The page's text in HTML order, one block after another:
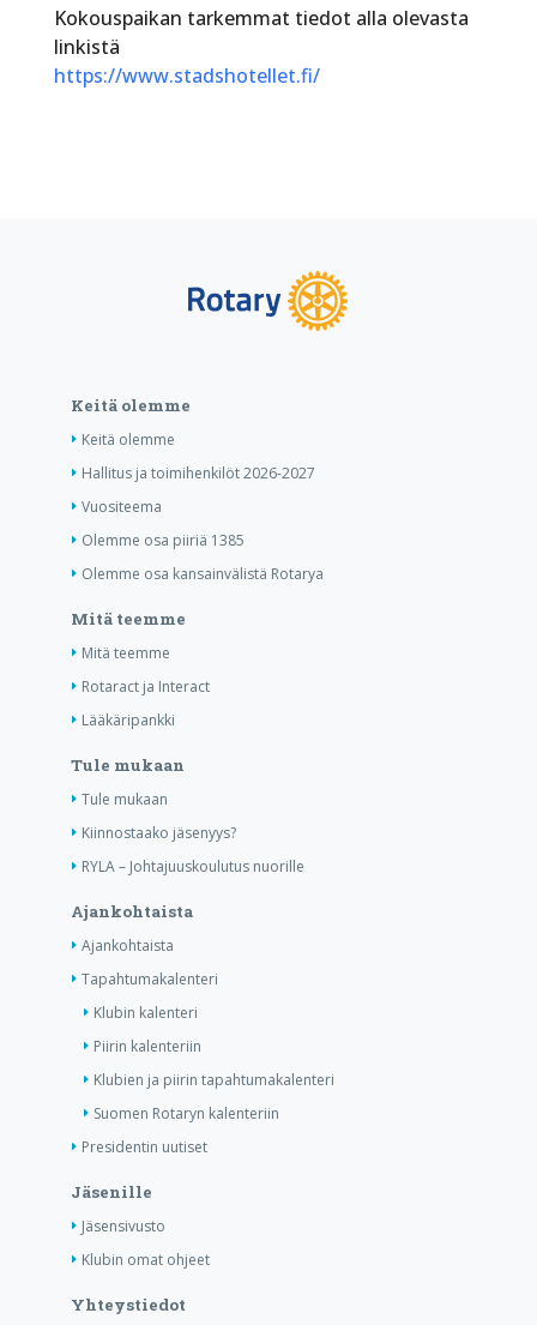
Kokouspaikan tarkemmat tiedot alla olevasta
linkistä
https://www.stadshotellet.fi/
Keitä olemme
Keitä olemme
Hallitus ja toimihenkilöt 2026-2027
Vuositeema
Olemme osa piiriä 1385
Olemme osa kansainvälistä Rotarya
Mitä teemme
Mitä teemme
Rotaract ja Interact
Lääkäripankki
Tule mukaan
Tule mukaan
Kiinnostaako jäsenyys?
RYLA – Johtajuuskoulutus nuorille
Ajankohtaista
Ajankohtaista
Tapahtumakalenteri
Klubin kalenteri
Piirin kalenteriin
Klubien ja piirin tapahtumakalenteri
Suomen Rotaryn kalenteriin
Presidentin uutiset
Jäsenille
Jäsensivusto
Klubin omat ohjeet
Yhteystiedot